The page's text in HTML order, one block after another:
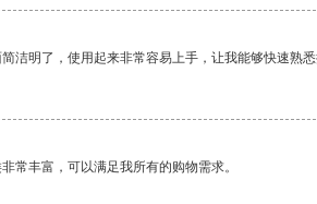
洁明了，使用起来非常容易上手，让我能够快速熟悉
常丰富，可以满足我所有的购物需求。